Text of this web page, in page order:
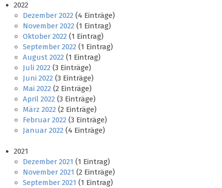
2022
Dezember 2022 (4 Einträge)
November 2022 (1 Eintrag)
Oktober 2022 (1 Eintrag)
September 2022 (1 Eintrag)
August 2022 (1 Eintrag)
Juli 2022 (3 Einträge)
Juni 2022 (3 Einträge)
Mai 2022 (2 Einträge)
April 2022 (3 Einträge)
März 2022 (2 Einträge)
Februar 2022 (3 Einträge)
Januar 2022 (4 Einträge)
2021
Dezember 2021 (1 Eintrag)
November 2021 (2 Einträge)
September 2021 (1 Eintrag)